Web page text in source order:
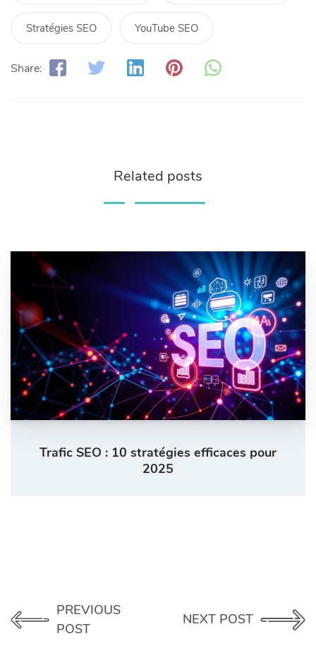
Stratégies SEO YouTube SEO
Share:
Related posts
Trafic SEO : 10 stratégies efficaces pour
2025
PREVIOUS
POST
NEXT POST